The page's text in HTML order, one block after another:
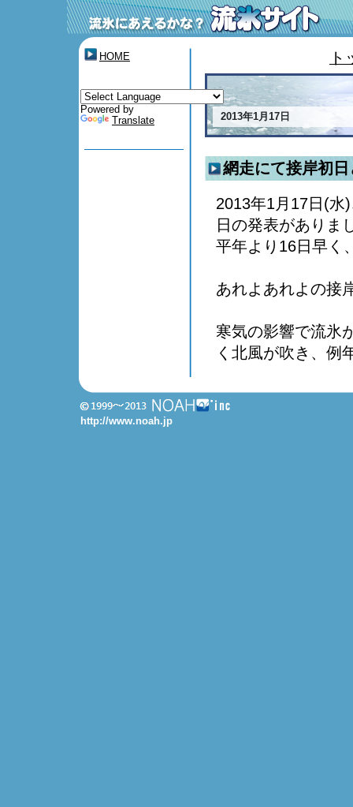
ト
2013年1月17日
網走にて接岸初
2013年1月17日(水
日の発表がありま
平年より16日早く
あれよあれよの接
寒気の影響で流氷
く北風が吹き、例
HOME
Powered by
Translate
http://www.noah.jp